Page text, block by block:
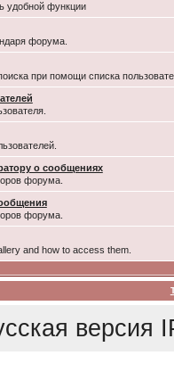
удобной функции
форума.
при помощи списка
о сообщениях
форума.
форума.
and how to access them.
версия